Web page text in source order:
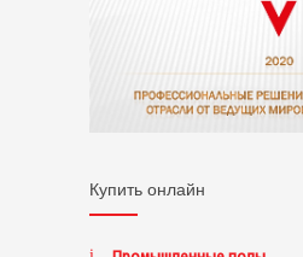
Купить онлайн